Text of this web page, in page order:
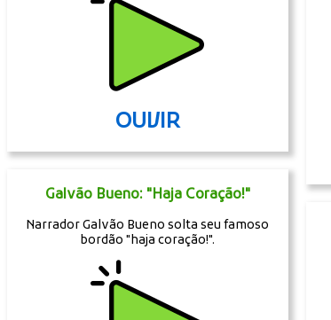
OUVIR
Galvão Bueno: "Haja Coração!"
Narrador Galvão Bueno solta seu famoso
bordão "haja coração!".